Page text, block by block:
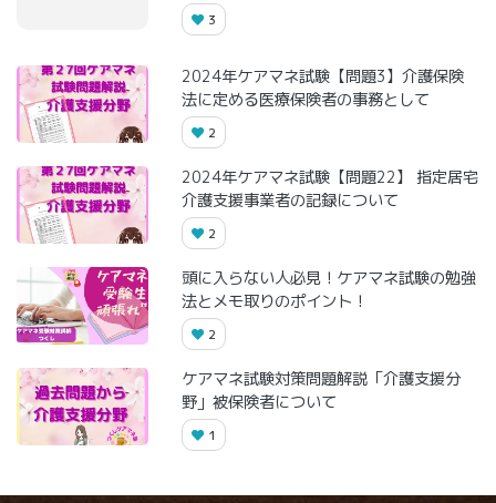
3
2024年ケアマネ試験【問題3】介護保険
法に定める医療保険者の事務として
2
2024年ケアマネ試験【問題22】 指定居宅
介護支援事業者の記録について
2
頭に入らない人必見！ケアマネ試験の勉強
法とメモ取りのポイント！
2
ケアマネ試験対策問題解説「介護支援分
野」被保険者について
1